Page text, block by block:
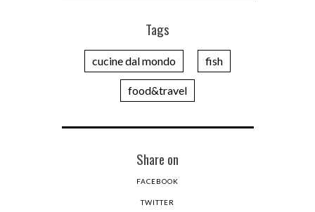
Tags
cucine dal mondo fish
food&travel
Share on
FACEBOOK
TWITTER